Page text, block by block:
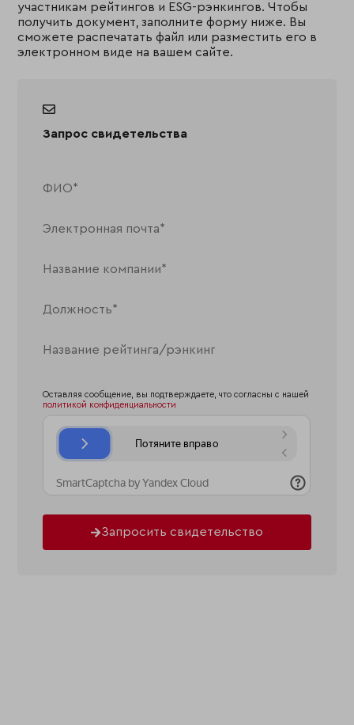
участникам рейтингов и ESG-рэнкингов. Чтобы
получить документ, заполните форму ниже. Вы
сможете распечатать файл или разместить его в
электронном виде на вашем сайте.
Запрос свидетельства
Оставляя сообщение, вы подтверждаете, что согласны с нашей
политикой конфиденциальности
Запросить свидетельство